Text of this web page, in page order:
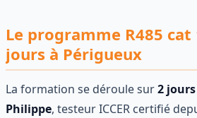
Le programme R485 cat
jours à Périgueux
La formation se déroule sur2
Philippe, testeur ICCER certifié